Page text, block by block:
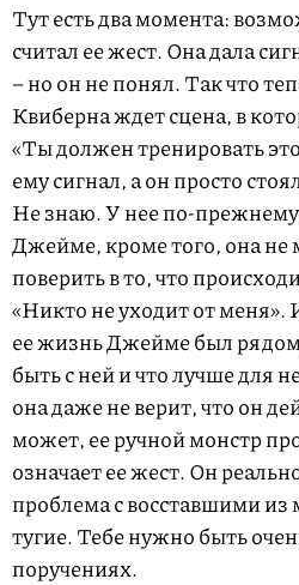
Тут есть два момента:
считал ее жест. Она дала
– но он не понял. Так что
Квиберна ждет сцена, в
«Ты должен тренировать
ему сигнал, а он просто
Не знаю. У нее по-прежнему
Джейме, кроме того, она не
поверить в то, что
«Никто не уходит от меня».
ее жизнь Джейме был
быть с ней и что лучше для
она даже не верит, что он
может, ее ручной монстр
означает ее жест. Он
проблема с восставшими из
тугие. Тебе нужно быть
поручениях.